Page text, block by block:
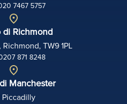
7467 5757
di Richmond
TW9 1PL
871 8248
Manchester
Piccadilly